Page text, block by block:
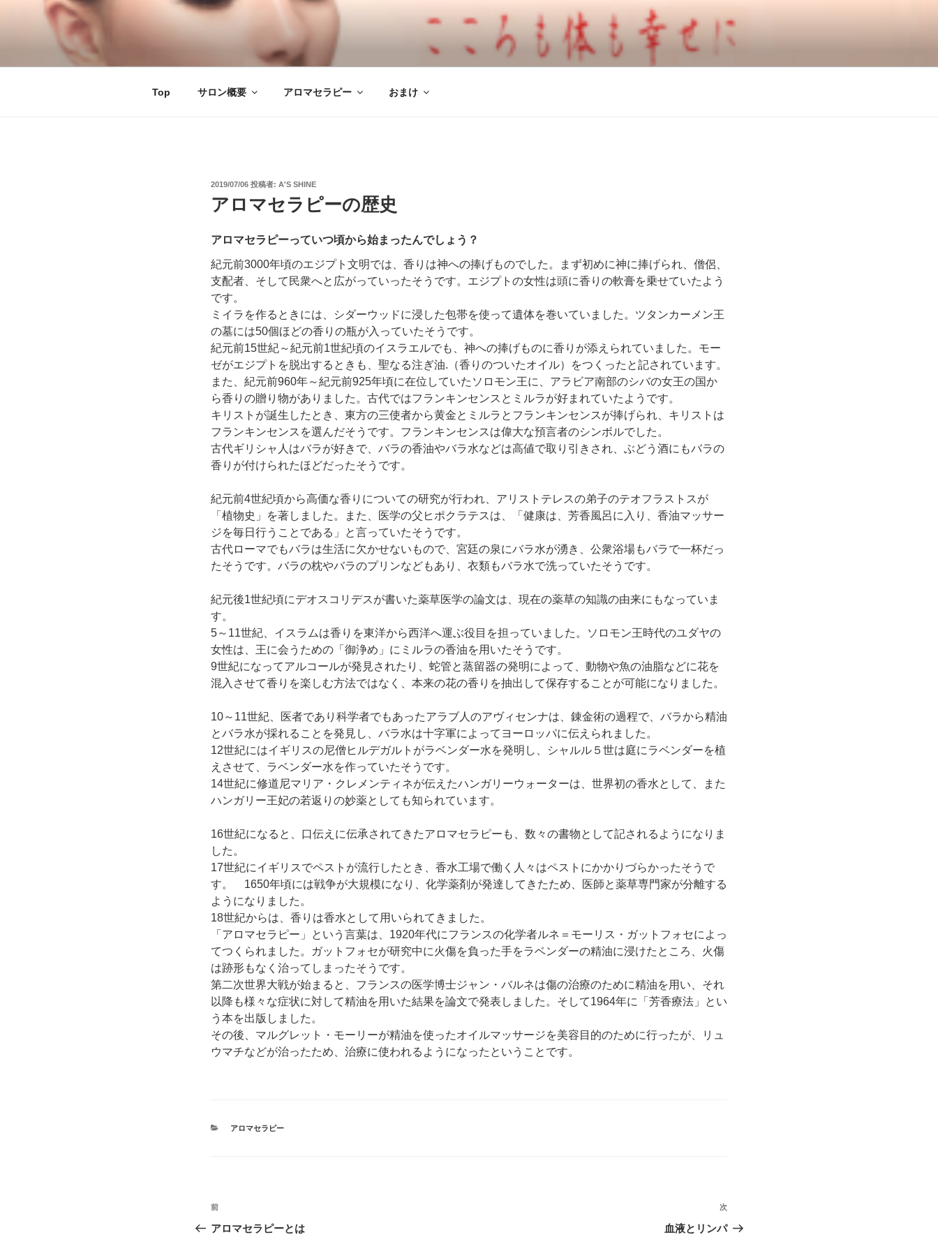
アロマセラピーサロン アルファズ・シャイン名古屋
名古屋市熱田区のアロマセラピーサロン
Top サロン概要 アロマセラピー おまけ
投
日:
2019/07/06 投稿者: Α'S SHINE
アロマセラピーの歴史
アロマセラピーっていつ頃から始まったんでしょう？
紀元前3000年頃のエジプト文明では、香りは神への捧げものでした。まず初めに神に捧げられ、僧侶、
支配者、そして民衆へと広がっていったそうです。エジプトの女性は頭に香りの軟膏を乗せていたよう
です。
ミイラを作るときには、シダーウッドに浸した包帯を使って遺体を巻いていました。ツタンカーメン王
の墓には50個ほどの香りの瓶が入っていたそうです。
紀元前15世紀～紀元前1世紀頃のイスラエルでも、神への捧げものに香りが添えられていました。モー
ゼがエジプトを脱出するときも、聖なる注ぎ油.（香りのついたオイル）をつくったと記されています。
また、紀元前960年～紀元前925年頃に在位していたソロモン王に、アラビア南部のシバの女王の国か
ら香りの贈り物がありました。古代ではフランキンセンスとミルラが好まれていたようです。
キリストが誕生したとき、東方の三使者から黄金とミルラとフランキンセンスが捧げられ、キリストは
フランキンセンスを選んだそうです。フランキンセンスは偉大な預言者のシンボルでした。
古代ギリシャ人はバラが好きで、バラの香油やバラ水などは高値で取り引きされ、ぶどう酒にもバラの
香りが付けられたほどだったそうです。
紀元前4世紀頃から高価な香りについての研究が行われ、アリストテレスの弟子のテオフラストスが
「植物史」を著しました。また、医学の父ヒポクラテスは、「健康は、芳香風呂に入り、香油マッサー
ジを毎日行うことである」と言っていたそうです。
古代ローマでもバラは生活に欠かせないもので、宮廷の泉にバラ水が湧き、公衆浴場もバラで一杯だっ
たそうです。バラの枕やバラのプリンなどもあり、衣類もバラ水で洗っていたそうです。
紀元後1世紀頃にデオスコリデスが書いた薬草医学の論文は、現在の薬草の知識の由来にもなっていま
す。
5～11世紀、イスラムは香りを東洋から西洋へ運ぶ役目を担っていました。ソロモン王時代のユダヤの
女性は、王に会うための「御浄め」にミルラの香油を用いたそうです。
9世紀になってアルコールが発見されたり、蛇管と蒸留器の発明によって、動物や魚の油脂などに花を
混入させて香りを楽しむ方法ではなく、本来の花の香りを抽出して保存することが可能になりました。
10～11世紀、医者であり科学者でもあったアラブ人のアヴィセンナは、錬金術の過程で、バラから精油
とバラ水が採れることを発見し、バラ水は十字軍によってヨーロッパに伝えられました。
12世紀にはイギリスの尼僧ヒルデガルトがラベンダー水を発明し、シャルル５世は庭にラベンダーを植
えさせて、ラベンダー水を作っていたそうです。
14世紀に修道尼マリア・クレメンティネが伝えたハンガリーウォーターは、世界初の香水として、また
ハンガリー王妃の若返りの妙薬としても知られています。
16世紀になると、口伝えに伝承されてきたアロマセラピーも、数々の書物として記されるようになりま
した。
17世紀にイギリスでペストが流行したとき、香水工場で働く人々はペストにかかりづらかったそうで
す。 1650年頃には戦争が大規模になり、化学薬剤が発達してきたため、医師と薬草専門家が分離する
ようになりました。
18世紀からは、香りは香水として用いられてきました。
「アロマセラピー」という言葉は、1920年代にフランスの化学者ルネ＝モーリス・ガットフォセによっ
てつくられました。ガットフォセが研究中に火傷を負った手をラベンダーの精油に浸けたところ、火傷
は跡形もなく治ってしまったそうです。
第二次世界大戦が始まると、フランスの医学博士ジャン・バルネは傷の治療のために精油を用い、それ
以降も様々な症状に対して精油を用いた結果を論文で発表しました。そして1964年に「芳香療法」とい
う本を出版しました。
その後、マルグレット・モーリーが精油を使ったオイルマッサージを美容目的のために行ったが、リュ
ウマチなどが治ったため、治療に使われるようになったということです。
カ
アロマセラピー
投
稿
前
の
前
アロマセラピーとは
次
の
次
血液とリンパ